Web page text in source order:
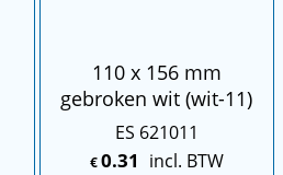
110 x 156 mm
gebroken wit (wit-11)
ES 621011
€0.31 incl. BTW